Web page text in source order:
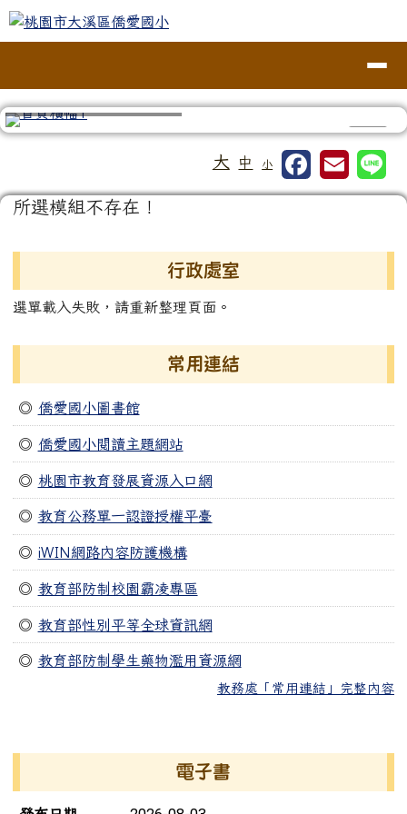
跳至主內容區
桃園市大溪區僑愛國小
大 中 小
主內容區域
所選模組不存在！
行政處室
選單載入失敗，請重新整理頁面。
常用連結
◎ 僑愛國小圖書館
◎ 僑愛國小閱讀主題網站
◎ 桃園市教育發展資源入口網
◎ 教育公務單一認證授權平臺
◎ iWIN網路內容防護機構
◎ 教育部防制校園霸凌專區
◎ 教育部性別平等全球資訊網
◎ 教育部防制學生藥物濫用資源網
教務處「常用連結」完整內容
電子書
電子書列表
頁尾區域